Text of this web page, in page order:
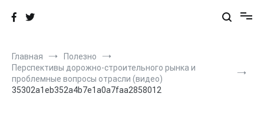
Главная
Полезно
Перспективы дорожно-строительного рынка и
проблемные вопросы отрасли (видео)
35302a1eb352a4b7e1a0a7faa2858012